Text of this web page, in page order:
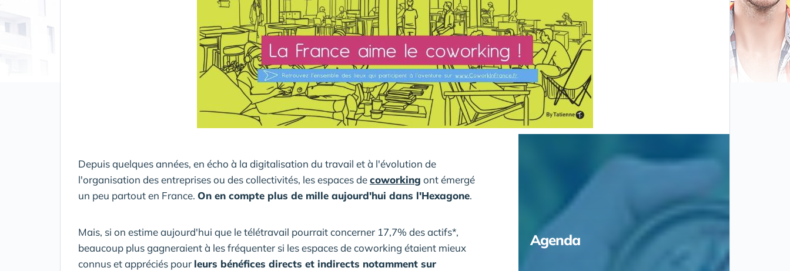
Depuis quelques années, en écho à la digitalisation du travail et à l'évolution de
l'organisation des entreprises ou des collectivités, les espaces decoworking ont émergé
un peu partout en France. On en compte plus de mille aujourd'hui dans l'Hexagone.
Mais, si on estime aujourd'hui que le télétravail pourrait concerner 17,7% des actifs*,
beaucoup plus gagneraient à les fréquenter si les espaces de coworking étaient mieux
connus et appréciés pour leurs bénéfices directs et indirects notamment sur
Agenda